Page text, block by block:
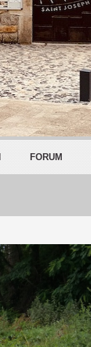
FORUM